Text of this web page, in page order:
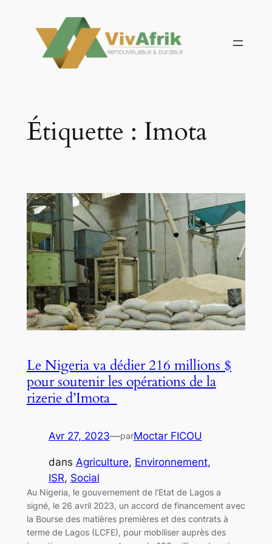
contenu
Étiquette : Imota
Le Nigeria va dédier 216 millions $
pour soutenir les opérations de la
rizerie d’Imota
Avr 27, 2023—parMoctar FICOU
dans Agriculture, Environnement
ISR, Social
Au Nigeria, le gouvernement de l’Etat de Lagos a
signé, le 26 avril 2023, un accord de financement avec
la Bourse des matières premières et des contrats à
terme de Lagos (LCFE), pour mobiliser auprès des